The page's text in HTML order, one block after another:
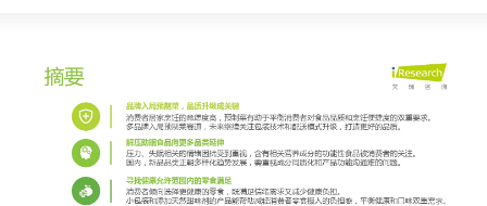
品牌消费观
新零售资讯
培训课程